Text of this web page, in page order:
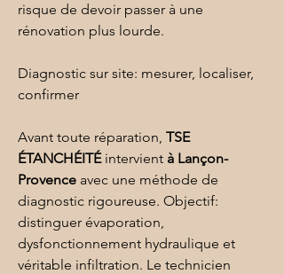
risque de devoir passer à une
rénovation plus lourde.
Diagnostic sur site: mesurer, localiser,
confirmer
Avant toute réparation, TSE
ÉTANCHÉITÉ intervient à Lançon-
Provence avec une méthode de
diagnostic rigoureuse. Objectif:
distinguer évaporation,
dysfonctionnement hydraulique et
véritable infiltration. Le technicien